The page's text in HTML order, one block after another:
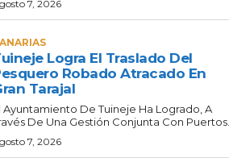
7, 2026
Logra El Traslado Del
Robado Atracado En
Tarajal
Ayuntamiento De Tuineje Ha Logrado, A
De Una Gestión Conjunta Con Puertos...
7, 2026